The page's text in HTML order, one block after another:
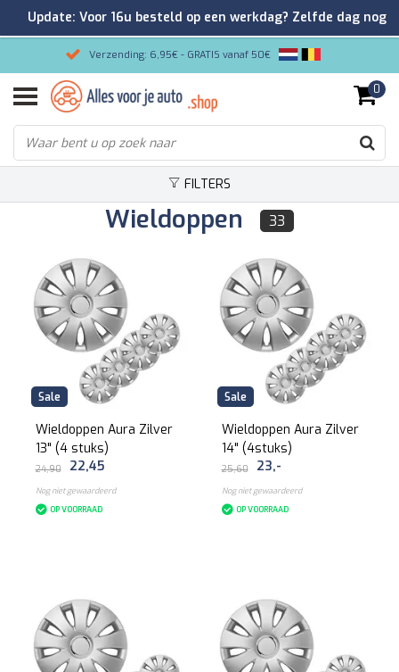
Verzending: 6,95€ - GRATIS vanaf 50€
Gemakkelijk bestellen/Veilig betalen
9.2/10 Klantenrating via Kiyoh!
0
FILTERS
Wieldoppen 33
Sale
Wieldoppen Aura Zilver
13" (4 stuks)
24,90 22,45
Nog niet gewaardeerd
OP VOORRAAD
Sale
Wieldoppen Aura Zilver
14" (4stuks)
25,60 23,-
Nog niet gewaardeerd
OP VOORRAAD
Update: Voor 16u besteld op een werkdag? Zelfde dag nog
verzonden!